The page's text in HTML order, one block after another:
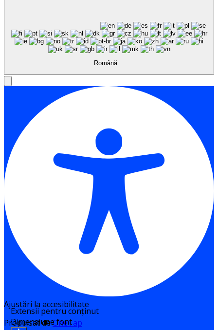
Română
Ajustări la accesibilitate
Propulsat deOneTap
Extensii pentru conținut
Dimensiune font